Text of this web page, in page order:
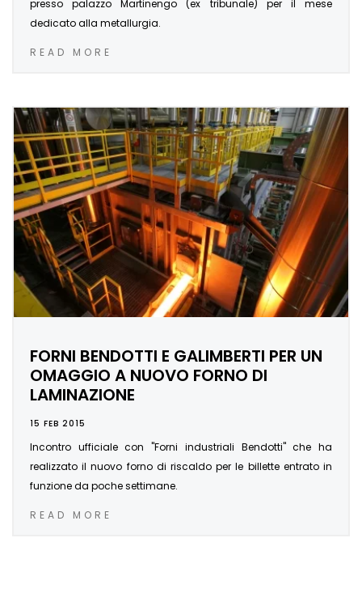
presso palazzo Martinengo (ex tribunale) per il mese
dedicato alla metallurgia.
READ MORE
FORNI BENDOTTI E GALIMBERTI PER UN
OMAGGIO A NUOVO FORNO DI
LAMINAZIONE
15 FEB 2015
Incontro ufficiale con "Forni industriali Bendotti" che ha
realizzato il nuovo forno di riscaldo per le billette entrato in
funzione da poche settimane.
READ MORE